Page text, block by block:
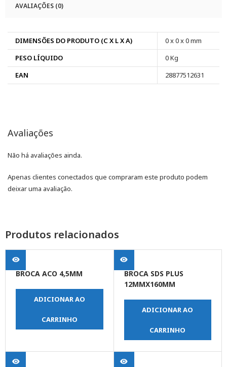
AVALIAÇÕES (0)
DIMENSÕES DO PRODUTO (C X L X A)
0 x 0 x 0 mm
PESO LÍQUIDO
0 Kg
EAN
28877512631
Avaliações
Não há avaliações ainda.
Apenas clientes conectados que compraram este produto podem
deixar uma avaliação.
Produtos relacionados
BROCA ACO 4,5MM
ADICIONAR AO
CARRINHO
BROCA SDS PLUS
12MMX160MM
ADICIONAR AO
CARRINHO